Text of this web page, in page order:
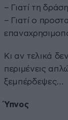
– Γιατί τη
– Γιατί ο
Κι αν τελικά
περιμένεις
ξεμπέρδεψες…
Ύπνος